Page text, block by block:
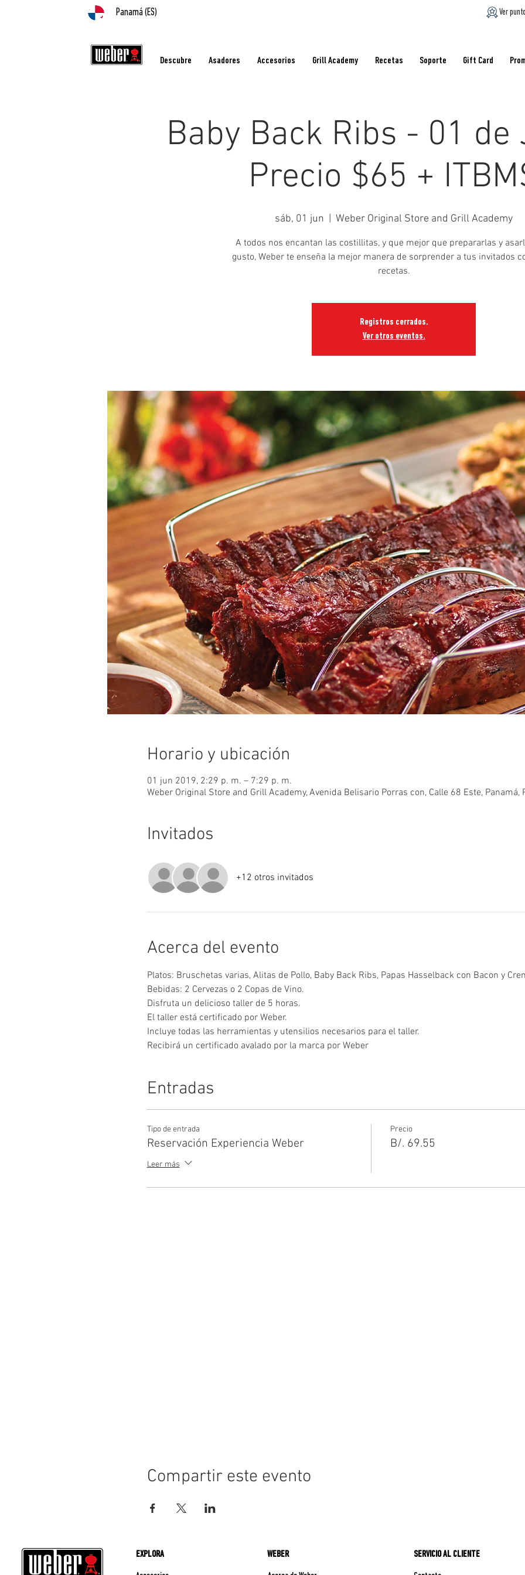
Panamá (ES) Ver
Descubre Asadores Accesorios Grill Academy Recetas Soporte Gift Card
Baby Back Ribs - 01 de
Precio $65 +
sáb, 01 jun Weber Original Store and Grill Academy
A todos nos encantan las costillitas, y que mejor que prepararlas y
gusto, Weber te enseña la mejor manera de sorprender a tus invitados
recetas.
Registros cerrados.
Ver otros eventos.
Horario y ubicación
01 jun 2019, 2:29 p. m. – 7:29 p. m.
Weber Original Store and Grill Academy, Avenida Belisario Porras con, Calle 68 Este, Panamá,
Invitados
+12 otros invitados
Acerca del evento
Platos: Bruschetas varias, Alitas de Pollo, Baby Back Ribs, Papas Hasselback con Bacon y
Bebidas: 2 Cervezas o 2 Copas de Vino.
Disfruta un delicioso taller de 5 horas.
El taller está certificado por Weber.
Incluye todas las herramientas y utensilios necesarios para el taller.
Recibirá un certificado avalado por la marca por Weber
Entradas
Tipo de entrada
Reservación Experiencia Weber
Leer más
Precio
B/. 69.55
Compartir este evento
EXPLORA WEBER SERVICIO AL CLIENTE